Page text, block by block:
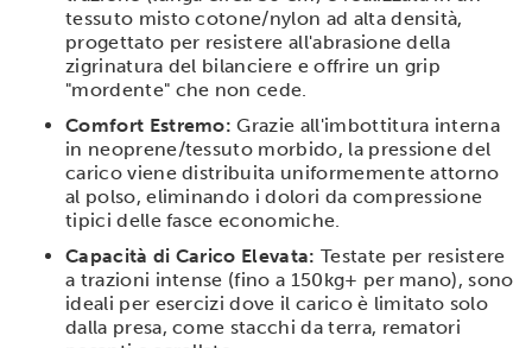
tessuto misto cotone/nylon ad alta densità,
progettato per resistere all'abrasione della
zigrinatura del bilanciere e offrire un grip
"mordente" che non cede.
Comfort Estremo: Grazie all'imbottitura interna
in neoprene/tessuto morbido, la pressione del
carico viene distribuita uniformemente attorno
al polso, eliminando i dolori da compressione
tipici delle fasce economiche.
Capacità di Carico Elevata: Testate per resistere
a trazioni intense (fino a 150kg+ per mano), sono
ideali per esercizi dove il carico è limitato solo
dalla presa, come stacchi da terra, rematori